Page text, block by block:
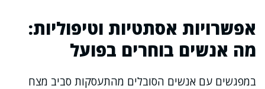
אפשרויות אסתטיות וטיפוליות:
מה אנשים בוחרים בפועל
במפגשים עם אנשים הסובלים מהתעסקות סביב מצח